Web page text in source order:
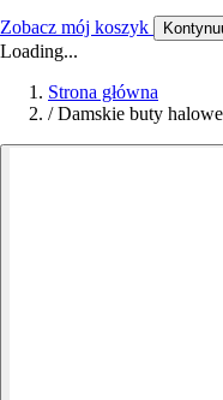
Zobacz mój koszyk
Loading...
Strona główna
/ Damskie buty